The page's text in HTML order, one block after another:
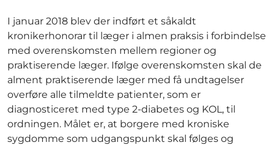
I januar 2018 blev der indført et såkaldt
kronikerhonorar til læger i almen praksis i forbindelse
med overenskomsten mellem regioner og
praktiserende læger. Ifølge overenskomsten skal de
alment praktiserende læger med få undtagelser
overføre alle tilmeldte patienter, som er
diagnosticeret med type 2-diabetes og KOL, til
ordningen. Målet er, at borgere med kroniske
sygdomme som udgangspunkt skal følges og